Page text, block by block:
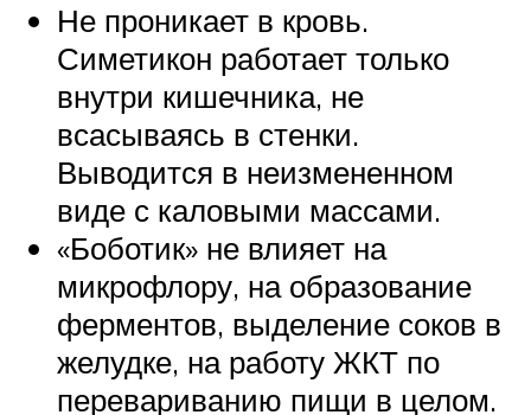
Не проникает в кровь.
Симетикон работает только
внутри кишечника, не
всасываясь в стенки.
Выводится в неизмененном
виде с каловыми массами.
«Боботик» не влияет на
микрофлору, на образование
ферментов, выделение соков в
желудке, на работу ЖКТ по
перевариванию пищи в целом.